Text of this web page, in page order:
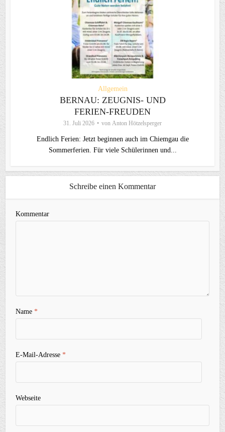
Allgemein
BERNAU: ZEUGNIS- UND
FERIEN-FREUDEN
31. Juli 2026 von Anton Hötzelsperger
Endlich Ferien: Jetzt beginnen auch im Chiemgau die
Sommerferien. Für viele Schülerinnen und...
Schreibe einen Kommentar
Kommentar
Name*
E-Mail-Adresse*
Webseite